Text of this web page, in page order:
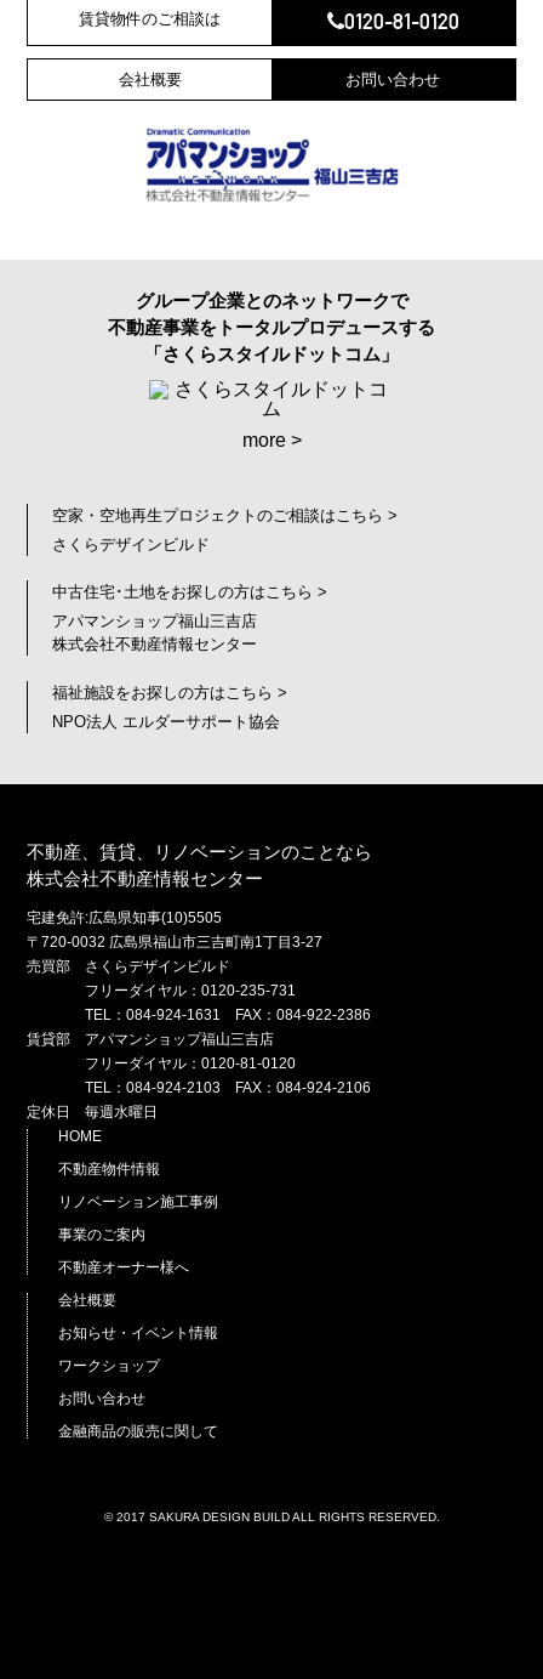
賃貸物件のご相談は 0120-81-0120
会社概要 お問い合わせ
グループ企業とのネットワークで
不動産事業をトータルプロデュースする
「さくらスタイルドットコム」
more >
空家・空地再生プロジェクトのご相談はこちら >
さくらデザインビルド
中古住宅･土地をお探しの方はこちら >
アパマンショップ福山三吉店
株式会社不動産情報センター
福祉施設をお探しの方はこちら >
NPO法人 エルダーサポート協会
不動産、賃貸、リノベーションのことなら
株式会社不動産情報センター
宅建免許:広島県知事(10)5505
〒720-0032 広島県福山市三吉町南1丁目3-27
売買部 さくらデザインビルド
フリーダイヤル：0120-235-731
TEL：084-924-1631 FAX：084-922-2386
賃貸部 アパマンショップ福山三吉店
フリーダイヤル：0120-81-0120
TEL：084-924-2103 FAX：084-924-2106
定休日 毎週水曜日
HOME
不動産物件情報
リノベーション施工事例
事業のご案内
不動産オーナー様へ
会社概要
お知らせ・イベント情報
ワークショップ
お問い合わせ
金融商品の販売に関して
© 2017 SAKURA DESIGN BUILD ALL RIGHTS RESERVED.